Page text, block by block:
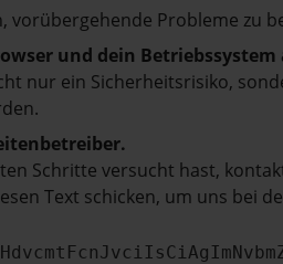
vorübergehende Probleme zu
und dein
nur ein Sicherheitsrisiko,
Schritte versucht hast,
Text schicken, um uns bei